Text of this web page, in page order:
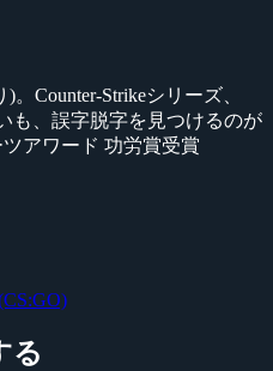
。Counter-Strikeシリーズ、
も、誤字脱字を見つけるのが
アワード 功労賞受賞
る